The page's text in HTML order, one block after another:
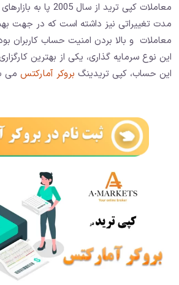
معاملات کپی ترید از
مدت تغییراتی نیز داشته است که در جهت
معاملات و بالا بردن امنیت حساب کاربران
این نوع سرمایه گذاری، یکی از بهترین
این حساب، کپی تریدینگ بروکر آمارکتس می